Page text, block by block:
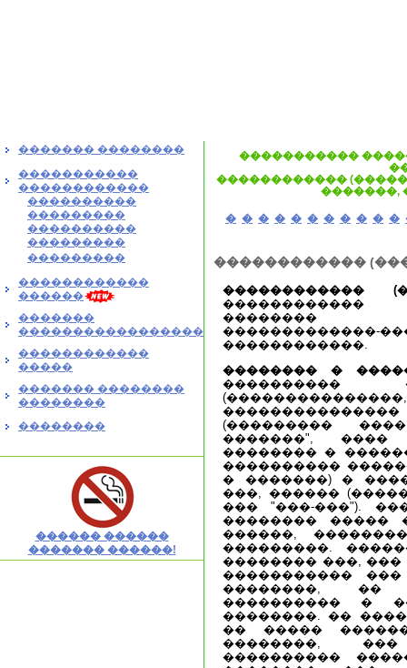
������� ��������
�����������
������������
����������
���������
����������
���������
���������
������������
������
�������
�����������������
������������
�����
������� ��������
��������
��������
������ ������
������� ������!
�����������
������������
�������,
� � � � � � � � � � �
������������
������������
������������
��������
�������������-
������������.
�������� �
����������
(���������
�������",
�������� �
����������
� �������) �
���, ������
��� "���-���").
�������� �����
������,
���������.
�������� ���,
�����������
��������, ��
���������� �
��������. ��
�� �����
��������,
����������